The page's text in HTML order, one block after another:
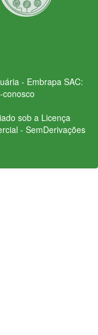
- Embrapa SAC:
conosco
sob a Licença
- SemDerivações